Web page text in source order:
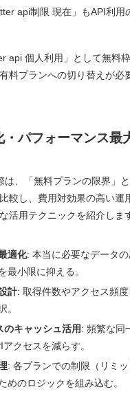
api制限 現在」もAPI利用
api 個人利用」として無料
料プランへの切り替えが必
・パフォーマンス最
は、「無料プランの限界」
較し、費用対効果の高い運
活用テクニックを紹介しま
適化: 本当に必要なデータ
最小限に抑える。
計: 取得件数やアクセス頻
。
のキャッシュ活用: 頻繁な同
クセスを減らす。
: 各プランでの制限（リミッ
めのロジックを組み込む。